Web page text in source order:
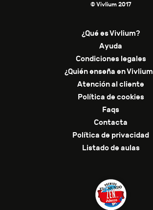
© Vivlium 2017
¿Qué es Vivlium?
Ayuda
Condiciones legales
¿Quién enseña en
Atención al cliente
Política de cookies
Faqs
Contacta
Política de privacidad
Listado de aulas